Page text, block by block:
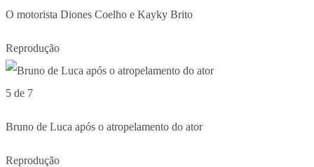
O motorista Diones Coelho e Kayky Brito
Reprodução
5 de 7
Bruno de Luca após o atropelamento do ator
Reprodução